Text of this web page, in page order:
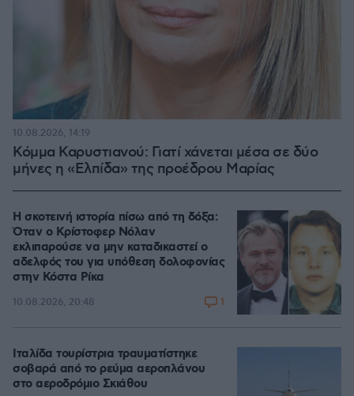
Κόμμα Καρυστιανού: Γιατί χάνεται μέσα σε δύο
μήνες η «Ελπίδα» της προέδρου Μαρίας
10.08.2026, 14:19
Η σκοτεινή ιστορία πίσω από τη δόξα:
Όταν ο Κρίστοφερ Νόλαν
εκλιπαρούσε να μην καταδικαστεί ο
αδελφός του για υπόθεση δολοφονίας
στην Κόστα Ρίκα
10.08.2026, 20:48 1
Ιταλίδα τουρίστρια τραυματίστηκε
σοβαρά από το ρεύμα αεροπλάνου
στο αεροδρόμιο Σκιάθου